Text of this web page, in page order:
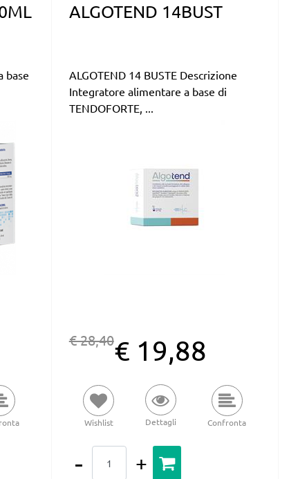
base
ALGOTEND 14BUST
ALGOTEND 14 BUSTE Descrizione
Integratore alimentare a base di
TENDOFORTE, ...
€ 28,40€ 19,88
Wishlist Dettagli Confronta